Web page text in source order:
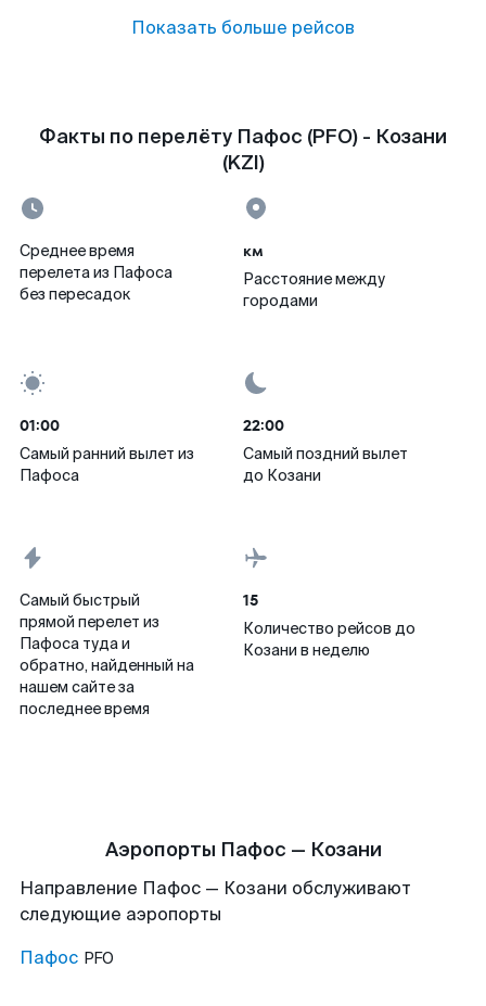
Показать больше рейсов
Факты по перелёту Пафос (PFO) - Козани
(KZI)
Среднее время
перелета из Пафоса
без пересадок
км
Расстояние между
городами
01:00
Самый ранний вылет из
Пафоса
22:00
Самый поздний вылет
до Козани
Самый быстрый
прямой перелет из
Пафоса туда и
обратно, найденный на
нашем сайте за
последнее время
15
Количество рейсов до
Козани в неделю
Аэропорты Пафос — Козани
Направление Пафос — Козани обслуживают
следующие аэропорты
Пафос PFO